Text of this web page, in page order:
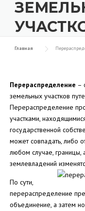
Главная
Перераспределение –
земельных участков
Перераспределение
участками,
государственной
может совпадать, либо
любом случае,
землевладений
По сути,
перераспределение
объединение, а затем